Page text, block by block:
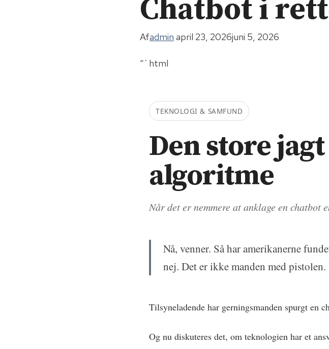
Chatbot i
Afadmin april 23, 2026juni 5, 2026
“`html
TEKNOLOGI & SAMFUND
Den store
algoritme
Når det er nemmere at anklage en chatbot
Nå, venner. Så har amerikanerne
nej. Det er ikke manden med pistolen.
Tilsyneladende har gerningsmanden spurgt en
Og nu diskuteres det, om teknologien har et